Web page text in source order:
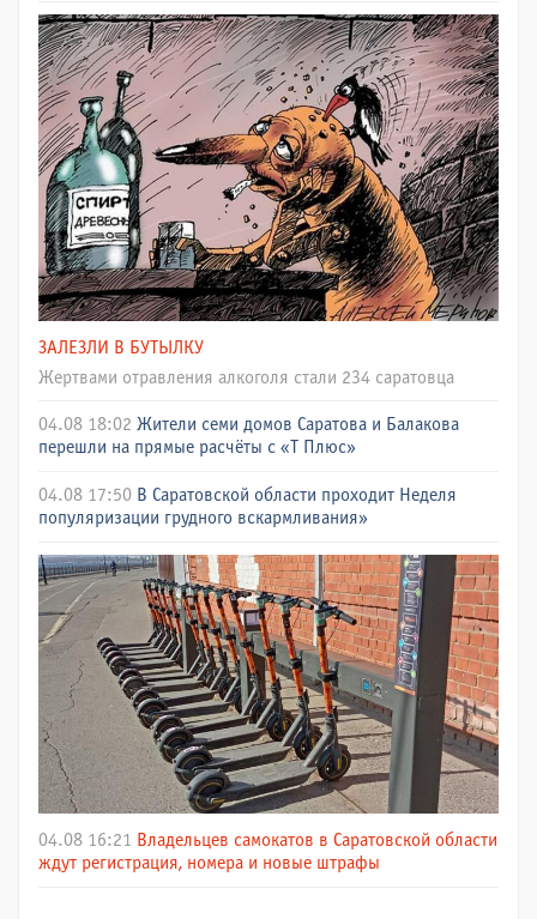
ЗАЛЕЗЛИ В БУТЫЛКУ
Жертвами отравления алкоголя стали 234 саратовца
04.08 18:02 Жители семи домов Саратова и Балакова
перешли на прямые расчёты с «Т Плюс»
04.08 17:50 В Саратовской области проходит Неделя
популяризации грудного вскармливания»
04.08 16:21 Владельцев самокатов в Саратовской области
ждут регистрация, номера и новые штрафы